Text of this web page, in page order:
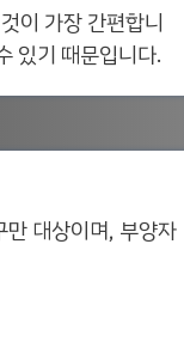
이 가장 간편합니
있기 때문입니다.
대상이며, 부양자